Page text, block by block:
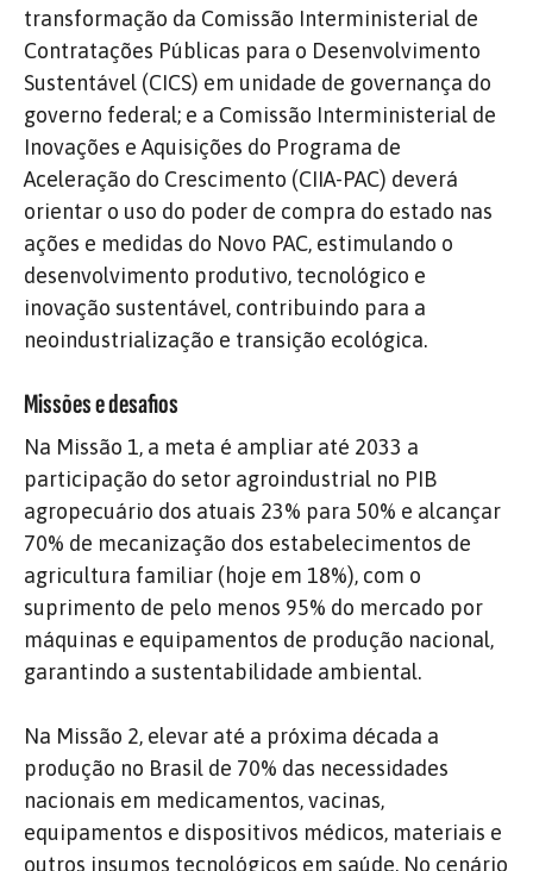
transformação da Comissão Interministerial de
Contratações Públicas para o Desenvolvimento
Sustentável (CICS) em unidade de governança do
governo federal; e a Comissão Interministerial de
Inovações e Aquisições do Programa de
Aceleração do Crescimento (CIIA-PAC) deverá
orientar o uso do poder de compra do estado nas
ações e medidas do Novo PAC, estimulando o
desenvolvimento produtivo, tecnológico e
inovação sustentável, contribuindo para a
neoindustrialização e transição ecológica.
Missões e desafios
Na Missão 1, a meta é ampliar até 2033 a
participação do setor agroindustrial no PIB
agropecuário dos atuais 23% para 50% e alcançar
70% de mecanização dos estabelecimentos de
agricultura familiar (hoje em 18%), com o
suprimento de pelo menos 95% do mercado por
máquinas e equipamentos de produção nacional,
garantindo a sustentabilidade ambiental.
Na Missão 2, elevar até a próxima década a
produção no Brasil de 70% das necessidades
nacionais em medicamentos, vacinas,
equipamentos e dispositivos médicos, materiais e
outros insumos tecnológicos em saúde. No cenário